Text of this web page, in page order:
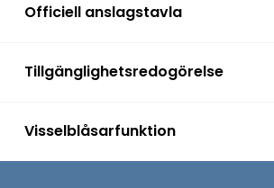
Officiell anslagstavla
Tillgänglighetsredogörelse
Visselblåsarfunktion